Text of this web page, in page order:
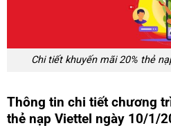
Chi tiết khuyến mãi 20% thẻ
Thông tin chi tiết chương
thẻ nạp Viettel ngày 10/1/